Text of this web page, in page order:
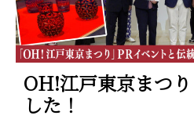
OH!江戸東京まつ
した！